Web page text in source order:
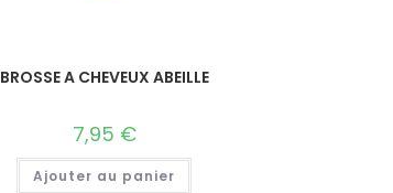
BROSSE A CHEVEUX ABEILLE
7,95 €
Ajouter au panier